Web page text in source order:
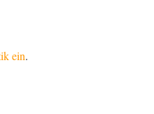
ein.